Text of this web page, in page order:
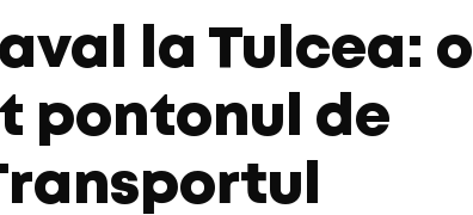
la Tulcea: o
pontonul de